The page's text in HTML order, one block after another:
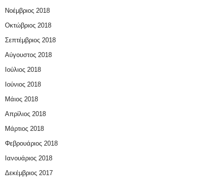
Νοέμβριος 2018
Οκτώβριος 2018
Σεπτέμβριος 2018
Αύγουστος 2018
Ιούλιος 2018
Ιούνιος 2018
Μάιος 2018
Απρίλιος 2018
Μάρτιος 2018
Φεβρουάριος 2018
Ιανουάριος 2018
Δεκέμβριος 2017